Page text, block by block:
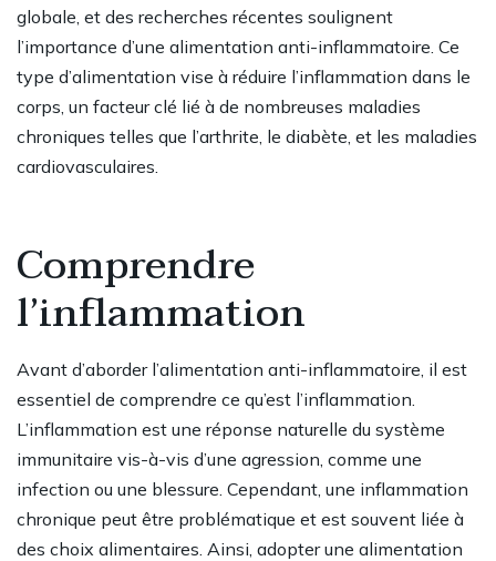
globale, et des recherches récentes soulignent
l’importance d’une alimentation anti-inflammatoire. Ce
type d’alimentation vise à réduire l’inflammation dans le
corps, un facteur clé lié à de nombreuses maladies
chroniques telles que l’arthrite, le diabète, et les maladies
cardiovasculaires.
Comprendre
l’inflammation
Avant d’aborder l’alimentation anti-inflammatoire, il est
essentiel de comprendre ce qu’est l’inflammation.
L’inflammation est une réponse naturelle du système
immunitaire vis-à-vis d’une agression, comme une
infection ou une blessure. Cependant, une inflammation
chronique peut être problématique et est souvent liée à
des choix alimentaires. Ainsi, adopter une alimentation